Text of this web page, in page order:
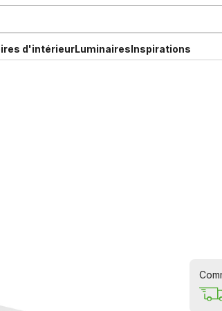
d'intérieurLuminairesInspirations